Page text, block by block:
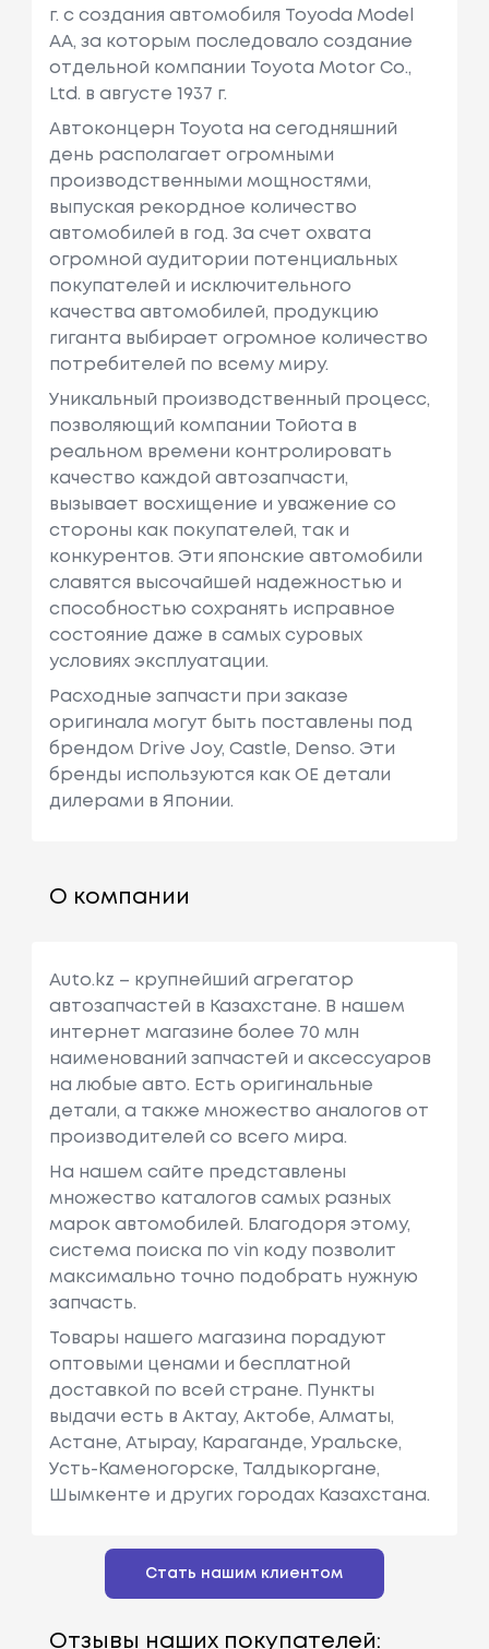
г. с создания автомобиля Toyoda Model
AA, за которым последовало создание
отдельной компании Toyota Motor Co.,
Ltd. в августе 1937 г.
Автоконцерн Toyota на сегодняшний
день располагает огромными
производственными мощностями,
выпуская рекордное количество
автомобилей в год. За счет охвата
огромной аудитории потенциальных
покупателей и исключительного
качества автомобилей, продукцию
гиганта выбирает огромное количество
потребителей по всему миру.
Уникальный производственный процесс,
позволяющий компании Тойота в
реальном времени контролировать
качество каждой автозапчасти,
вызывает восхищение и уважение со
стороны как покупателей, так и
конкурентов. Эти японские автомобили
славятся высочайшей надежностью и
способностью сохранять исправное
состояние даже в самых суровых
условиях эксплуатации.
Расходные запчасти при заказе
оригинала могут быть поставлены под
брендом Drive Joy, Castle, Denso. Эти
бренды используются как ОЕ детали
дилерами в Японии.
О компании
Auto.kz – крупнейший агрегатор
автозапчастей в Казахстане. В нашем
интернет магазине более 70 млн
наименований запчастей и аксессуаров
на любые авто. Есть оригинальные
детали, а также множество аналогов от
производителей со всего мира.
На нашем сайте представлены
множество каталогов самых разных
марок автомобилей. Благодоря этому,
система поиска по vin коду позволит
максимально точно подобрать нужную
запчасть.
Товары нашего магазина порадуют
оптовыми ценами и бесплатной
доставкой по всей стране. Пункты
выдачи есть в Актау, Актобе, Алматы,
Астане, Атырау, Караганде, Уральске,
Усть-Каменогорске, Талдыкоргане,
Шымкенте и других городах Казахстана.
Стать нашим клиентом
Отзывы наших покупателей: